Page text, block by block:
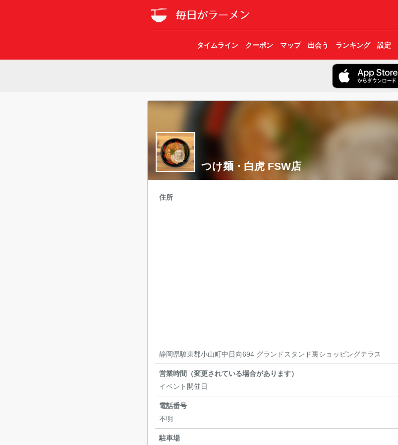
タイムライン クーポン マップ 出会う ランキング 設定
つけ麺・白虎 FSW店
住所
静岡県駿東郡小山町中日向694 グランドスタンド裏ショッピングテラス
営業時間（変更されている場合があります）
イベント開催日
電話番号
不明
駐車場